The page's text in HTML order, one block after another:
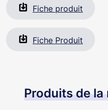
Fiche produit
Fiche Produit
Produits de